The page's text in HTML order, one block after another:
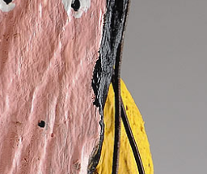
THOMASSIN